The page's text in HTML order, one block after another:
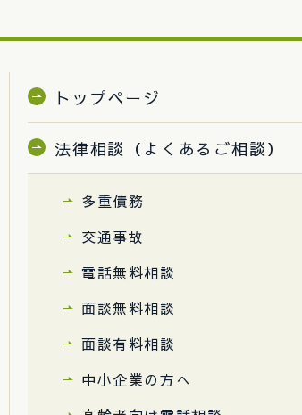
トップページ
法律相談（よくあるご相談）
多重債務
交通事故
電話無料相談
面談無料相談
面談有料相談
中小企業の方へ